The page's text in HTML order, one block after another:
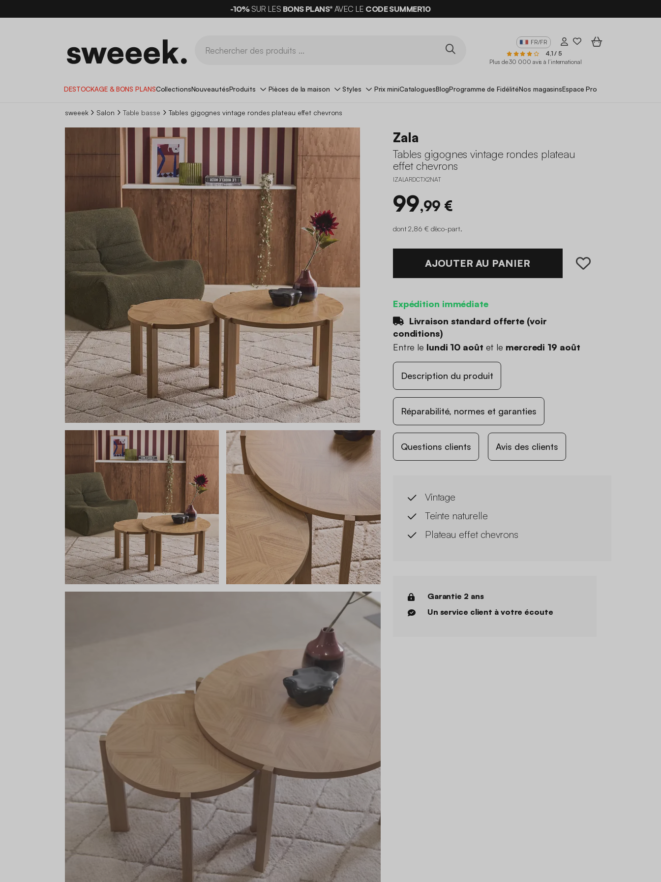
-10%SUR LES BONS PLANS*AVEC LE CODE SUMMER10
FR/FR
4,1 / 5
Plus de 30 000 avis à l’international
DESTOCKAGE & BONS PLANSCollectionsNouveautésProduits Pièces de la maison Styles Prix miniCataloguesBlogProgramme de FidélitéNos magasinsEspace Pro
sweeek Salon Table basse Tables gigognes vintage rondes plateau effet chevrons
Zala
Tables gigognes vintage rondes plateau
effet chevrons
IZALARDCTX2NAT
99,99 €
dont 2,86 € d'éco-part.
AJOUTER AU PANIER
Expédition immédiate
Livraison standard offerte (voir
conditions)
Entre le lundi 10 août et le mercredi 19 août
Description du produit
Réparabilité, normes et garanties
Questions clients Avis des clients
Vintage
Teinte naturelle
Plateau effet chevrons
Garantie 2 ans
Un service client à votre écoute